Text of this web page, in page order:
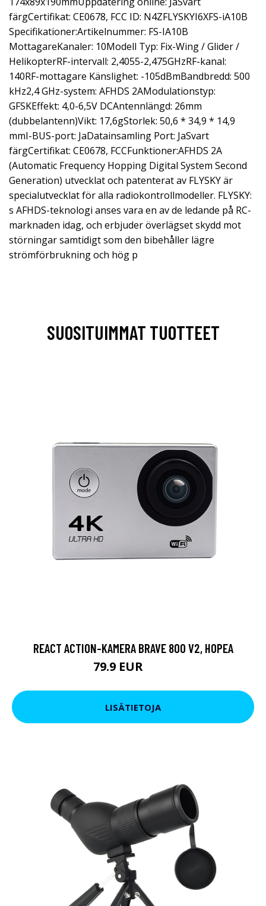
färgCertifikat: CE0678, FCC ID: N4ZFLYSKYI6XFS-iA10B
Specifikationer:Artikelnummer: FS-IA10B
MottagareKanaler: 10Modell Typ: Fix-Wing / Glider /
HelikopterRF-intervall: 2,4055-2,475GHzRF-kanal:
140RF-mottagare Känslighet: -105dBmBandbredd: 500
kHz2,4 GHz-system: AFHDS 2AModulationstyp:
GFSKEffekt: 4,0-6,5V DCAntennlängd: 26mm
(dubbelantenn)Vikt: 17,6gStorlek: 50,6 * 34,9 * 14,9
mmI-BUS-port: JaDatainsamling Port: JaSvart
färgCertifikat: CE0678, FCCFunktioner:AFHDS 2A
(Automatic Frequency Hopping Digital System Second
Generation) utvecklat och patenterat av FLYSKY är
specialutvecklat för alla radiokontrollmodeller. FLYSKY:
s AFHDS-teknologi anses vara en av de ledande på RC-
marknaden idag, och erbjuder överlägset skydd mot
störningar samtidigt som den bibehåller lägre
strömförbrukning och hög p
SUOSITUIMMAT TUOTTEET
REACT ACTION-KAMERA BRAVE 800 V2, HOPEA
79.9 EUR
LISÄTIETOJA